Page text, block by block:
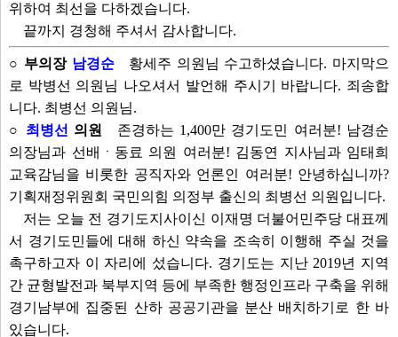
위하여 최선을 다하겠습니다.
끝까지 경청해 주셔서 감사합니다.
○ 부의장 남경순
황세주 의원님 수고하셨습니다. 마지막으
로 박병선 의원님 나오셔서 발언해 주시기 바랍니다. 죄송합
니다. 최병선 의원님.
○ 최병선 의원
존경하는 1,400만 경기도민 여러분! 남경순
의장님과 선배ㆍ동료 의원 여러분! 김동연 지사님과 임태희
교육감님을 비롯한 공직자와 언론인 여러분! 안녕하십니까?
기획재정위원회 국민의힘 의정부 출신의 최병선 의원입니다.
저는 오늘 전 경기도지사이신 이재명 더불어민주당 대표께
서 경기도민들에 대해 하신 약속을 조속히 이행해 주실 것을
촉구하고자 이 자리에 섰습니다. 경기도는 지난 2019년 지역
간 균형발전과 북부지역 등에 부족한 행정인프라 구축을 위해
경기남부에 집중된 산하 공공기관을 분산 배치하기로 한 바
있습니다.